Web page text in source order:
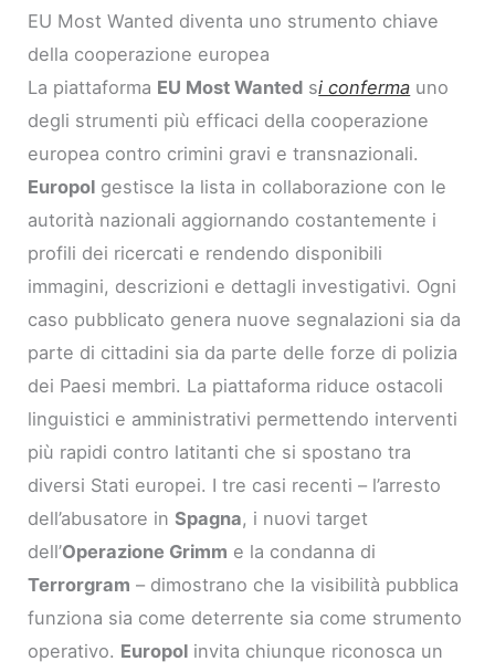
EU Most Wanted diventa uno strumento chiave
della cooperazione europea
La piattaforma EU Most Wanted si conferma uno
degli strumenti più efficaci della cooperazione
europea contro crimini gravi e transnazionali.
Europol gestisce la lista in collaborazione con le
autorità nazionali aggiornando costantemente i
profili dei ricercati e rendendo disponibili
immagini, descrizioni e dettagli investigativi. Ogni
caso pubblicato genera nuove segnalazioni sia da
parte di cittadini sia da parte delle forze di polizia
dei Paesi membri. La piattaforma riduce ostacoli
linguistici e amministrativi permettendo interventi
più rapidi contro latitanti che si spostano tra
diversi Stati europei. I tre casi recenti – l’arresto
dell’abusatore inSpagna, i nuovi target
dell’Operazione Grimm e la condanna di
Terrorgram – dimostrano che la visibilità pubblica
funziona sia come deterrente sia come strumento
operativo. Europol invita chiunque riconosca un